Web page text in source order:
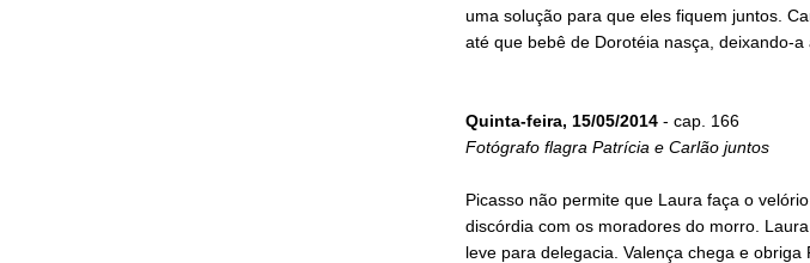
uma solução para que eles fiquem juntos.
até que bebê de Dorotéia nasça, deixando-a
Quinta-feira, 15/05/2014- cap. 166
Fotógrafo flagra Patrícia e Carlão juntos
Picasso não permite que Laura faça o
discórdia com os moradores do morro.
leve para delegacia. Valença chega e